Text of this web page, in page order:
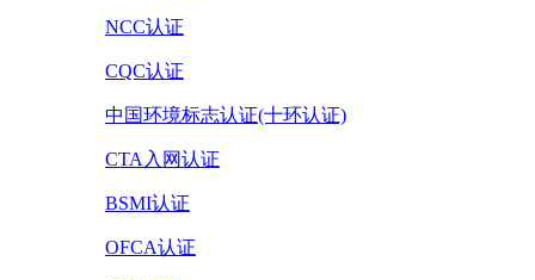
NCC认证
CQC认证
中国环境标志认证(十环认证)
CTA入网认证
BSMI认证
OFCA认证